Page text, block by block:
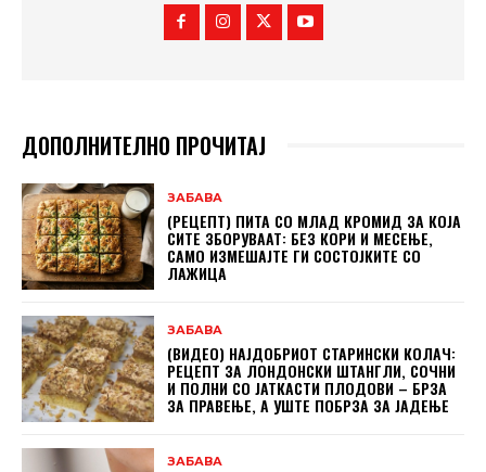
ДОПОЛНИТЕЛНО ПРОЧИТАЈ
ЗАБАВА
(РЕЦЕПТ) ПИТА СО МЛАД КРОМИД ЗА КОЈА
СИТЕ ЗБОРУВААТ: БЕЗ КОРИ И МЕСЕЊЕ,
САМО ИЗМЕШАЈТЕ ГИ СОСТОЈКИТЕ СО
ЛАЖИЦА
ЗАБАВА
(ВИДЕО) НАЈДОБРИОТ СТАРИНСКИ КОЛАЧ:
РЕЦЕПТ ЗА ЛОНДОНСКИ ШТАНГЛИ, СОЧНИ
И ПОЛНИ СО ЈАТКАСТИ ПЛОДОВИ – БРЗА
ЗА ПРАВЕЊЕ, А УШТЕ ПОБРЗА ЗА ЈАДЕЊЕ
ЗАБАВА